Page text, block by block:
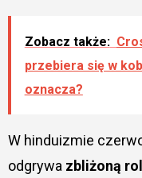
Zobacz także:
przebiera się w
oznacza?
W hinduizmie
odgrywa zbliżoną